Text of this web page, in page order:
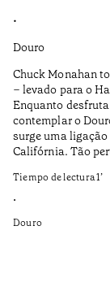
•
Douro
Chuck Monahan
– levado para o
Enquanto
contemplar o
surge uma
Califórnia. Tão
Tiempo de lectura1’
•
Douro